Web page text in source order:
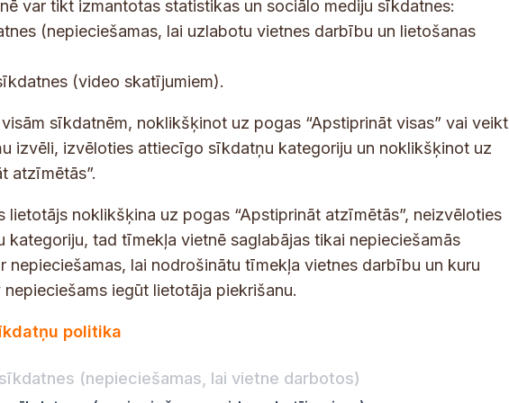
jaunumus savā e-pastā
-
p
ā
.
a
p
t
ā
-
p
a
s
s
*
e-pastā.
darba laiks
8.00–17.00
Privātuma politika
Piekļūstamības paziņojums
var tikt izmantotas statistikas un sociālo mediju sīkdatnes:
(nepieciešamas, lai uzlabotu vietnes darbību un lietošanas
(video skatījumiem).
sīkdatnēm, noklikšķinot uz pogas “Apstiprināt visas” vai veikt
izvēli, izvēloties attiecīgo sīkdatņu kategoriju un noklikšķinot uz
atzīmētās”.
lietotājs noklikšķina uz pogas “Apstiprināt atzīmētās”, neizvēloties
kategoriju, tad tīmekļa vietnē saglabājas tikai nepieciešamās
nepieciešamas, lai nodrošinātu tīmekļa vietnes darbību un kuru
iegūt lietotāja piekrišanu.
politika
(nepieciešamas, lai vietne darbotos)